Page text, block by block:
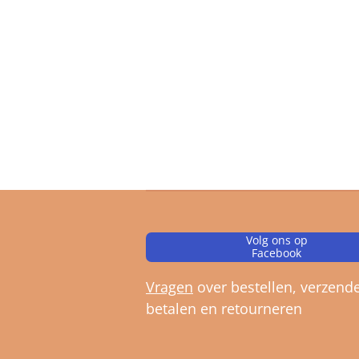
Volg ons op
Facebook
Vragen over bestellen, verz
betalen en retourneren